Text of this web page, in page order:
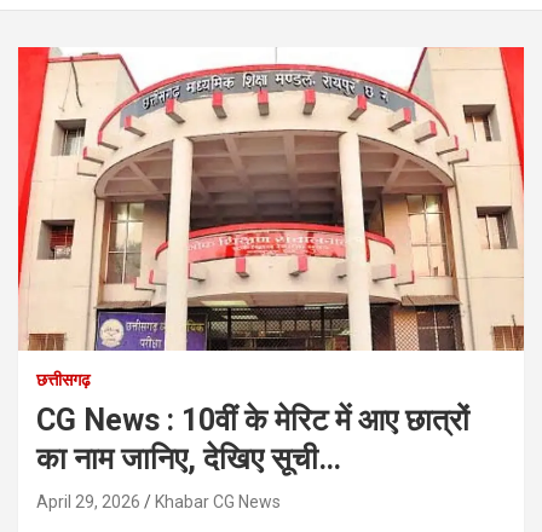
छत्तीसगढ़
CG News : 10वीं के मेरिट में आए छात्रों
का नाम जानिए, देखिए सूची…
April 29, 2026 Khabar CG News